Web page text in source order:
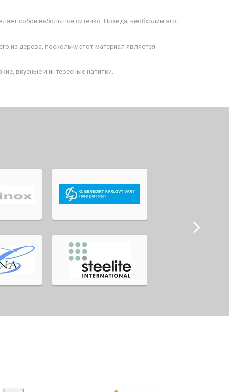
собой небольшое ситечко. Правда, необходим этот
из дерева, поскольку этот материал является
вкусные и интересные напитки.